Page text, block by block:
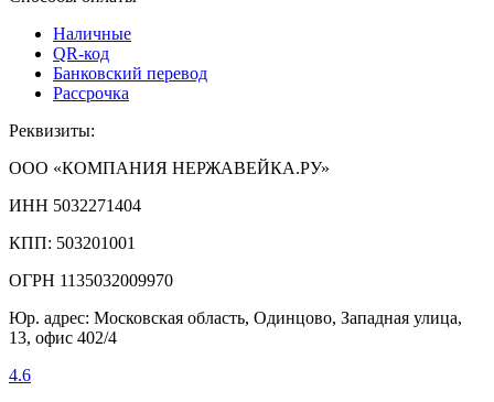
Наличные
QR-код
Банковский перевод
Рассрочка
Реквизиты:
ООО «КОМПАНИЯ НЕРЖАВЕЙКА.РУ»
ИНН 5032271404
КПП: 503201001
ОГРН 1135032009970
Юр. адрес: Московская область, Одинцово, Западная улица,
13, офис 402/4
4.6